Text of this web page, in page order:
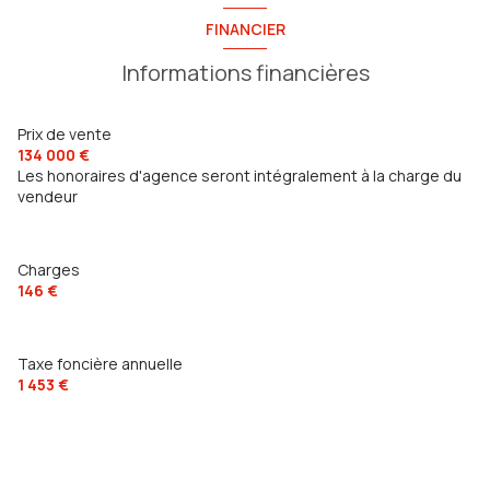
FINANCIER
Informations financières
Prix de vente
134 000 €
Les honoraires d'agence seront intégralement à la charge du
vendeur
Charges
146 €
Taxe foncière annuelle
1 453 €